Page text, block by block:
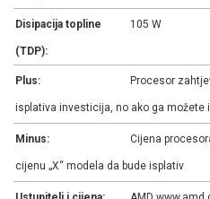
Disipacija topline
(TDP):
105 W
Plus: Procesor
isplativa investicija, no ako ga možete
Minus: Cijena
cijenu „X“ modela da bude isplativ